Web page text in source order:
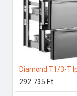
292 735 Ft